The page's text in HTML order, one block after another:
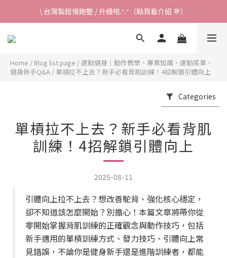
\ 台灣製超慢跑墊 / 升級啦.ᐟ.ᐟ（點我看介紹 💬）
✈ 港澳免運｜滿HK$1,239免運 (指定商品)
\ 台灣製超慢跑墊 / 升級啦.ᐟ.ᐟ（點我看介紹 💬）
Home / Blog list page /運動健身｜動作教學、專業知識、運動菜單、
健身新手Q&A / 單槓拉不上去？新手必看背肌訓練！4招解鎖引體向上
Categories
單槓拉不上去？新手必看背肌
訓練！4招解鎖引體向上
2025-08-11
引體向上拉不上去？想改善駝背、強化核心穩定，
卻不知道該怎麼開始？別擔心！本篇文章將帶你從
零開始掌握背肌訓練的正確觀念與動作技巧，包括
新手適用的單槓訓練方式、發力技巧、引體向上常
見錯誤，不論你是健身新手還是進階訓練者，都能